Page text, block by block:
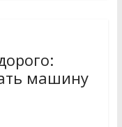
машину